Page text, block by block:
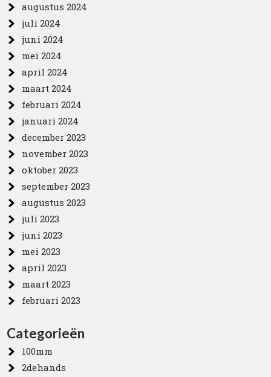
augustus 2024
juli 2024
juni 2024
mei 2024
april 2024
maart 2024
februari 2024
januari 2024
december 2023
november 2023
oktober 2023
september 2023
augustus 2023
juli 2023
juni 2023
mei 2023
april 2023
maart 2023
februari 2023
Categorieën
100mm
2dehands